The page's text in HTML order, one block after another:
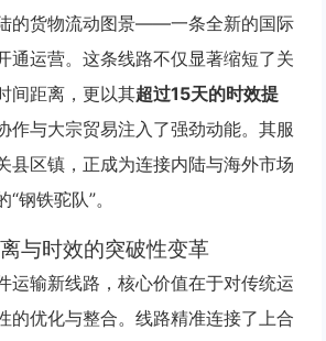
的货物流动图景——一条全新的国际
通运营。这条线路不仅显著缩短了关
间距离，更以其超过15天的时效提
作与大宗贸易注入了强劲动能。其服
县区镇，正成为连接内陆与海外市场
钢铁驼队”。
与时效的突破性变革
运输新线路，核心价值在于对传统运
的优化与整合。线路精准连接了上合